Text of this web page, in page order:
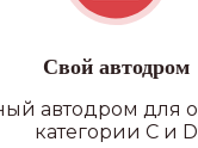
Свой автодром
автодром для
категории C и D